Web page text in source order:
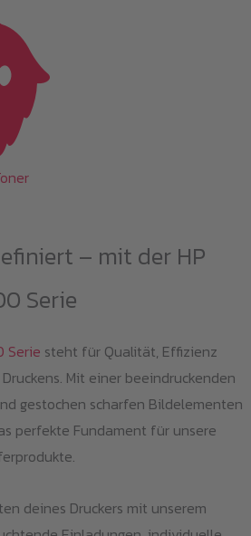
– mit der HP
Serie
Serie steht für Qualität, Effizienz
Mit einer beeindruckenden
gestochen scharfen Bildelementen
perfekte Fundament für unsere
deines Druckers mit unserem